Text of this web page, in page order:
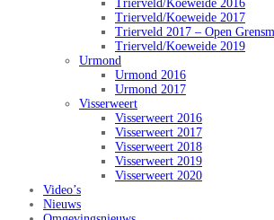
Trierveld/Koeweide 2016
Trierveld/Koeweide 2017
Trierveld 2017 – Open
Trierveld/Koeweide 2019
Urmond
Urmond 2016
Urmond 2017
Visserweert
Visserweert 2016
Visserweert 2017
Visserweert 2018
Visserweert 2019
Visserweert 2020
Video’s
Nieuws